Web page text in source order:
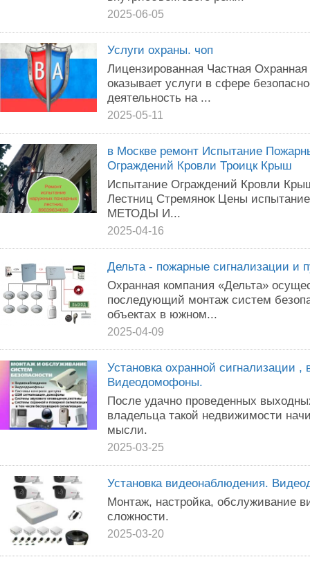
2025-06-05
Услуги охраны. чоп
Лицензированная Частная
оказывает услуги в сфере
деятельность на ...
2025-05-11
в Москве ремонт Испытание
Ограждений Кровли Троицк Крыш
Испытание Ограждений Кровли
Лестниц Стремянок Цены
МЕТОДЫ И...
2025-04-16
Дельта - пожарные сигнализации и
Охранная компания «Дельта»
последующий монтаж систем
объектах в южном...
2025-04-09
Установка охранной сигнализации
Видеодомофоны.
После удачно проведенных
владельца такой недвижимости
мысли.
2025-03-25
Установка видеонаблюдения.
Монтаж, настройка, обслуживание
сложности.
2025-03-20